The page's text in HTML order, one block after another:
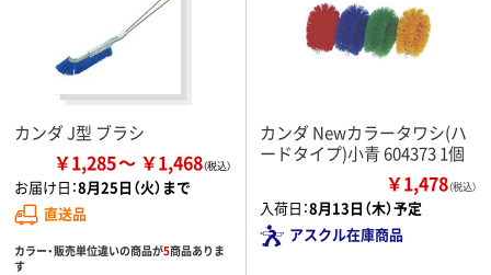
カンダ J型 ブラシ
￥1,285 ￥1,468
お届け日：8月25日（火）まで
直送品
カラー・販売単位違いの商品が5商品ありま
す
カンダ Newカラータワシ(ハ
ードタイプ)小青 604373 1個
￥1,478（税込）
入荷日：8月13日（木）予定
アスクル在庫商品